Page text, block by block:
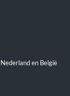
en België